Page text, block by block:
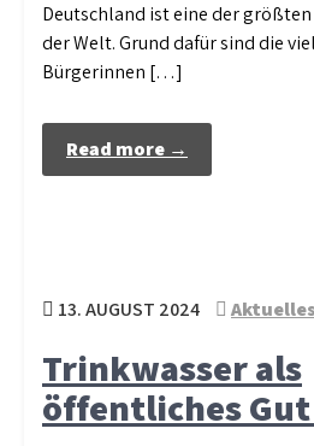
Deutschland ist eine der
der Welt. Grund dafür sind die
Bürgerinnen […]
Read more →
13. AUGUST 2024
Trinkwasser als
öffentliches